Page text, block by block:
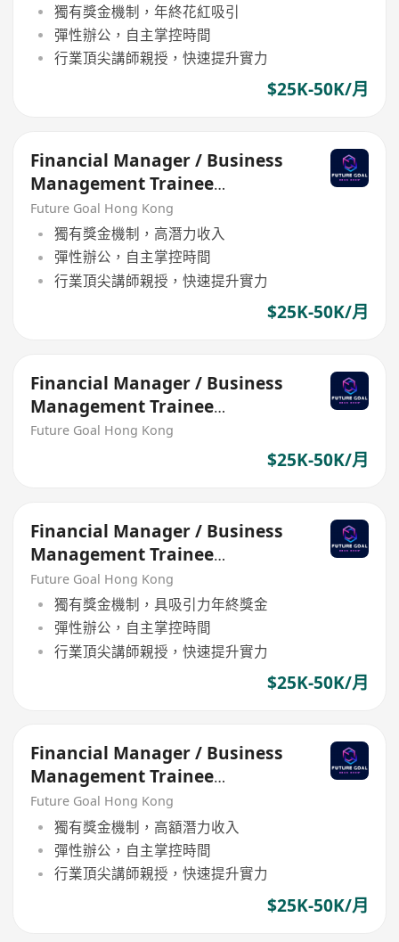
獨有獎金機制，年終花紅吸引
彈性辦公，自主掌控時間
行業頂尖講師親授，快速提升實力
$25K-50K/月
Financial Manager / Business
Management Trainee
Programme
Future Goal Hong Kong
獨有獎金機制，高潛力收入
彈性辦公，自主掌控時間
行業頂尖講師親授，快速提升實力
$25K-50K/月
Financial Manager / Business
Management Trainee
Programme
Future Goal Hong Kong
$25K-50K/月
Financial Manager / Business
Management Trainee
Programme
Future Goal Hong Kong
獨有獎金機制，具吸引力年終獎金
彈性辦公，自主掌控時間
行業頂尖講師親授，快速提升實力
$25K-50K/月
Financial Manager / Business
Management Trainee
Programme
Future Goal Hong Kong
獨有獎金機制，高額潛力收入
彈性辦公，自主掌控時間
行業頂尖講師親授，快速提升實力
$25K-50K/月